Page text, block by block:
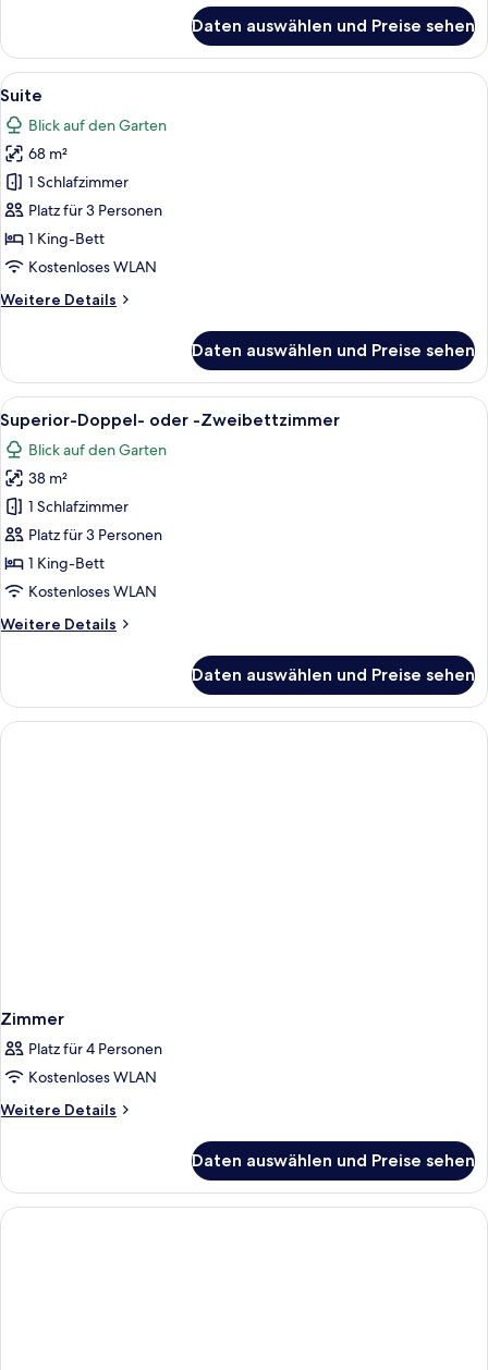
Suite
Daten auswählen und Preise sehen
Alle
Fotos
für
Suite
anzeigen
Ein Bett mit Baldachin, mit weißer
6
Suite
Blick auf den Garten
68 m²
1 Schlafzimmer
Platz für 3 Personen
1 King-Bett
Kostenloses WLAN
Weitere Details
Weitere
Daten auswählen und Preise sehen
Alle
Fotos
für
Superior-
Doppel-
oder
-
Zweibettzimmer
Ein Schlafzimmer mit einem Bett,
3
Superior-Doppel- oder -Zweibettzimmer
Blick auf den Garten
38 m²
1 Schlafzimmer
Platz für 3 Personen
1 King-Bett
Kostenloses WLAN
Weitere Details
Weitere
Doppel-
oder
-
Daten auswählen und Preise sehen
Zimmer
Platz für 4 Personen
Kostenloses WLAN
Weitere Details
Weitere
Daten auswählen und Preise sehen